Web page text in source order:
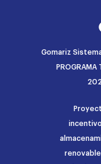
Gomariz